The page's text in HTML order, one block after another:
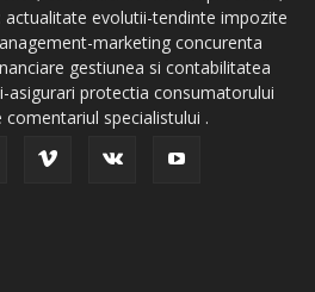
evolutii-tendinte impozite
marketing concurenta
gestiunea si contabilitatea
asigurari protectia consumatorului
comentariul specialistului .